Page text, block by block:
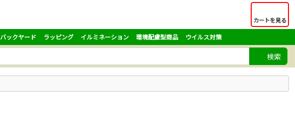
カートを見る
バックヤード ラッピング イルミネーション 環境配慮型商品 ウイルス対策
検索